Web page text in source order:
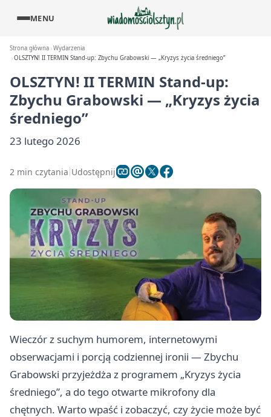
MENU
Strona główna Wydarzenia
OLSZTYN! II TERMIN Stand-up: Zbychu Grabowski — „Kryzys życia średniego”
OLSZTYN! II TERMIN Stand-up:
Zbychu Grabowski — „Kryzys życia
średniego”
23 lutego 2026
2 min czytania Udostępnij
Wieczór z suchym humorem, internetowymi
obserwacjami i porcją codziennej ironii — Zbychu
Grabowski przyjeżdża z programem „Kryzys życia
średniego”, a do tego otwarte mikrofony dla
chętnych. Warto wpaść i zobaczyć, czy życie może być